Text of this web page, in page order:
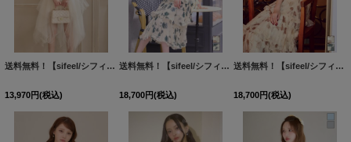
送料無料！【sifeel/シフィール】オフショル/キャミソール/ビジュー/2WAY/シアー/ショートinロング/ミニドレス/キャバドレス【S-Lサイズ/1カラー】[OF03]【YN】dzwuLD
13,970円(税込)
送料無料！【sifeel/シフィール】ビジュー/ホルターネック/プリーツ/ティアード/谷間見せ/総柄/ワンピースドレス/キャバドレス【XS-Mサイズ/2カラー】[OF03]【YN】dzwsLD【予約商品/8月中旬発送予定】
18,700円(税込)
送料無料！【sifeel/シフィール】ビジュー/ホルターネック/プリーツ/ティアード/谷間見せ/総柄/ワンピースドレス/キャバドレス【XS-Mサイズ/2カラー】[OF03]【YN】dzwsLD【予約商品/8月中旬発送予定】
18,700円(税込)